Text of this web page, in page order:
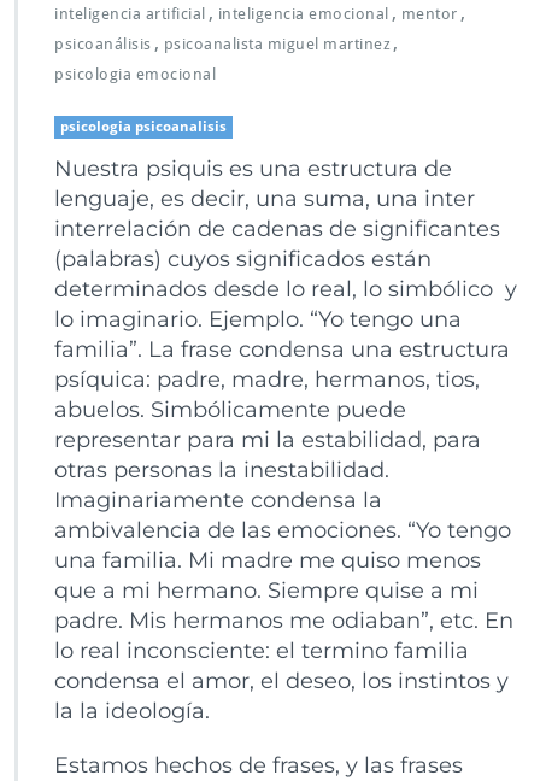
inteligencia artificial , inteligencia emocional , mentor ,
psicoanálisis , psicoanalista miguel martinez ,
psicologia emocional
psicologia psicoanalisis
Nuestra psiquis es una estructura de
lenguaje, es decir, una suma, una inter
interrelación de cadenas de significantes
(palabras) cuyos significados están
determinados desde lo real, lo simbólico y
lo imaginario. Ejemplo. “Yo tengo una
familia”. La frase condensa una estructura
psíquica: padre, madre, hermanos, tios,
abuelos. Simbólicamente puede
representar para mi la estabilidad, para
otras personas la inestabilidad.
Imaginariamente condensa la
ambivalencia de las emociones. “Yo tengo
una familia. Mi madre me quiso menos
que a mi hermano. Siempre quise a mi
padre. Mis hermanos me odiaban”, etc. En
lo real inconsciente: el termino familia
condensa el amor, el deseo, los instintos y
la la ideología.
Estamos hechos de frases, y las frases